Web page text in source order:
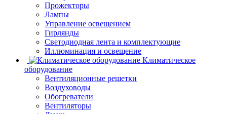
Прожекторы
Лампы
Управление освещением
Гирлянды
Светодиодная лента и комплектующие
Иллюминация и освещение
Климатическое
оборудование
Вентиляционные решетки
Воздуховоды
Обогреватели
Вентиляторы